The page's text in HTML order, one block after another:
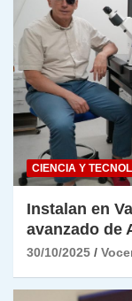
CIENCIA Y
Instalan en
avanzado de
30/10/2025